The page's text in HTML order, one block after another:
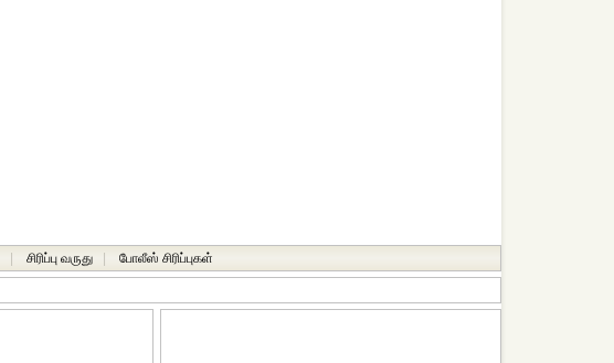
சிரிப்பு வருது போலீஸ் சிரிப்புகள்